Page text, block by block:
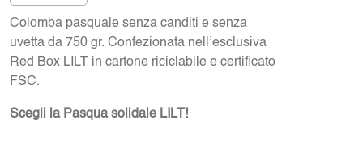
Colomba pasquale senza canditi e senza
uvetta da 750 gr. Confezionata nell’esclusiva
Red Box LILT in cartone riciclabile e certificato
FSC.
Scegli la Pasqua solidale LILT!